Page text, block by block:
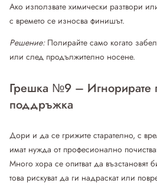
Ако използвате химически разтвори
с времето се износва финишът.
Решение:Полирайте само когато
или след продължително носене.
Грешка №9 – Игнорирате
поддръжка
Дори и да се грижите старателно, с
имат нужда от професионално
Много хора се опитват да възстановят
това рискуват да ги надраскат или